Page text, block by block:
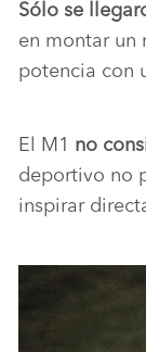
Sólo se
en montar un
potencia con
El M1 no
deportivo no
inspirar